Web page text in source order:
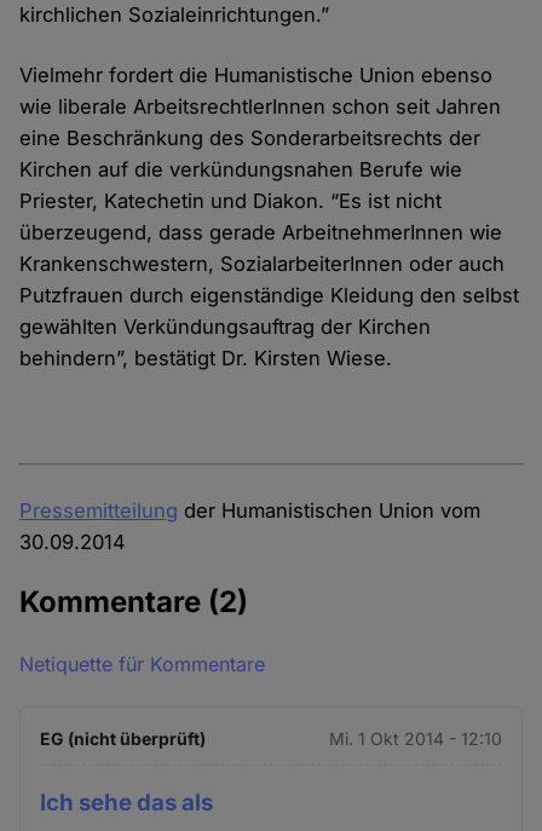
kirchlichen Sozialeinrichtungen.”
Vielmehr fordert die Humanistische Union ebenso
wie liberale ArbeitsrechtlerInnen schon seit Jahren
eine Beschränkung des Sonderarbeitsrechts der
Kirchen auf die verkündungsnahen Berufe wie
Priester, Katechetin und Diakon. “Es ist nicht
überzeugend, dass gerade ArbeitnehmerInnen wie
Krankenschwestern, SozialarbeiterInnen oder auch
Putzfrauen durch eigenständige Kleidung den selbst
gewählten Verkündungsauftrag der Kirchen
behindern”, bestätigt Dr. Kirsten Wiese.
Pressemitteilung der Humanistischen Union vom
30.09.2014
Kommentare (2)
Netiquette für Kommentare
EG (nicht überprüft) Mi. 1 Okt 2014 - 12:10
Ich sehe das als